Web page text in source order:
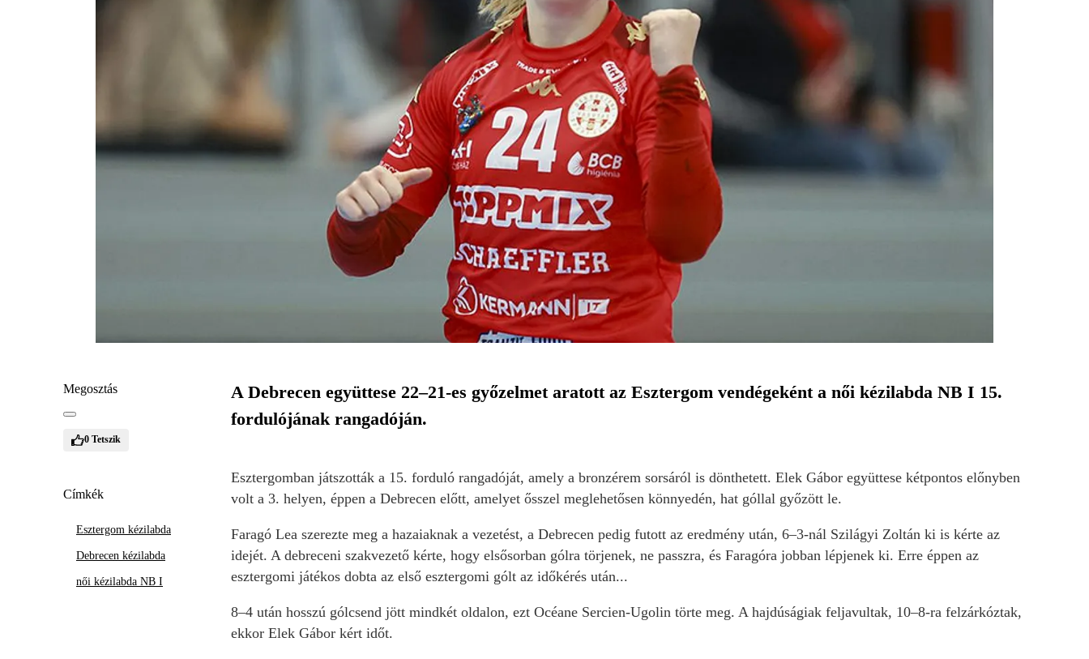
Megosztás
0 Tetszik
Címkék
Esztergom kézilabda
Debrecen kézilabda
női kézilabda NB I
A Debrecen együttese 22–21-es győzelmet aratott az Esztergom vendégeként a női kézilabda NB I 15.
fordulójának rangadóján.
Esztergomban játszották a 15. forduló rangadóját, amely a bronzérem sorsáról is dönthetett. Elek Gábor együttese kétpontos előnyben
volt a 3. helyen, éppen a Debrecen előtt, amelyet ősszel meglehetősen könnyedén, hat góllal győzött le.
Faragó Lea szerezte meg a hazaiaknak a vezetést, a Debrecen pedig futott az eredmény után, 6–3-nál Szilágyi Zoltán ki is kérte az
idejét. A debreceni szakvezető kérte, hogy elsősorban gólra törjenek, ne passzra, és Faragóra jobban lépjenek ki. Erre éppen az
esztergomi játékos dobta az első esztergomi gólt az időkérés után...
8–4 után hosszú gólcsend jött mindkét oldalon, ezt Océane Sercien-Ugolin törte meg. A hajdúságiak feljavultak, 10–8-ra felzárkóztak,
ekkor Elek Gábor kért időt.